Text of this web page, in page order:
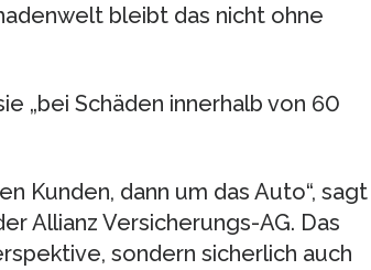
bleibt das nicht ohne
„bei Schäden innerhalb von 60
Kunden, dann um das Auto“, sagt
Allianz Versicherungs-AG. Das
sondern sicherlich auch